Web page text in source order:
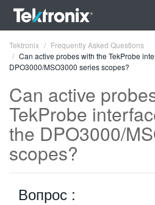
ENGLISH
FRANÇAIS
VIỆT NAM
Tektronix
Frequently Asked Questions
Can active probes with the TekProbe
DPO3000/MSO3000 series scopes?
Can active
TekProbe
the DPO3000/
scopes?
Вопрос :